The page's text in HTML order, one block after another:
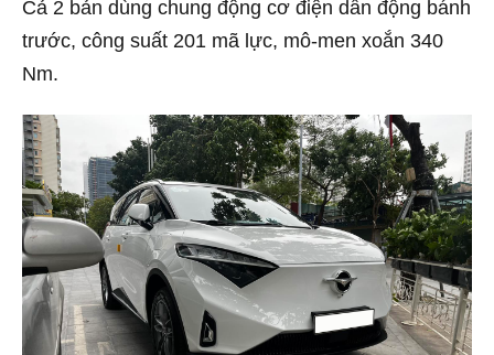
Cả 2 bản dùng chung động cơ điện dẫn động bánh
trước, công suất 201 mã lực, mô-men xoắn 340
Nm.